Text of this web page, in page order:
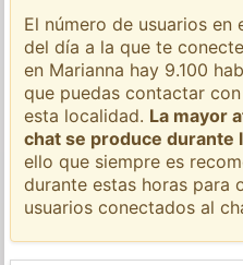
El número de usuarios
del día a la que te
en Marianna hay 9.100
que puedas contactar
esta localidad. La mayor
chat se produce durante
ello que siempre es
durante estas horas para
usuarios conectados al